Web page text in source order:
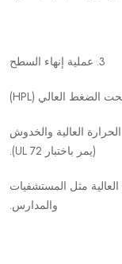
3. عملية إنهاء السطح
لدرجات الحرارة العالية والخدوش
(يمر باختبار UL 72).
العالية مثل المستشفيات
والمدارس.